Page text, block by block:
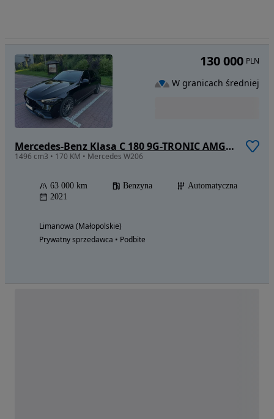
Mercedes-Benz Klasa C 180 9G-TRONIC AMG Line
1496 cm3 • 170 KM • Mercedes W206
63 000 km Benzyna
Automatyczna
2021
Limanowa (Małopolskie)
Prywatny sprzedawca • Podbite
130 000 PLN
W granicach średniej